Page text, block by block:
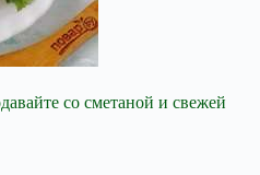
со сметаной и свежей